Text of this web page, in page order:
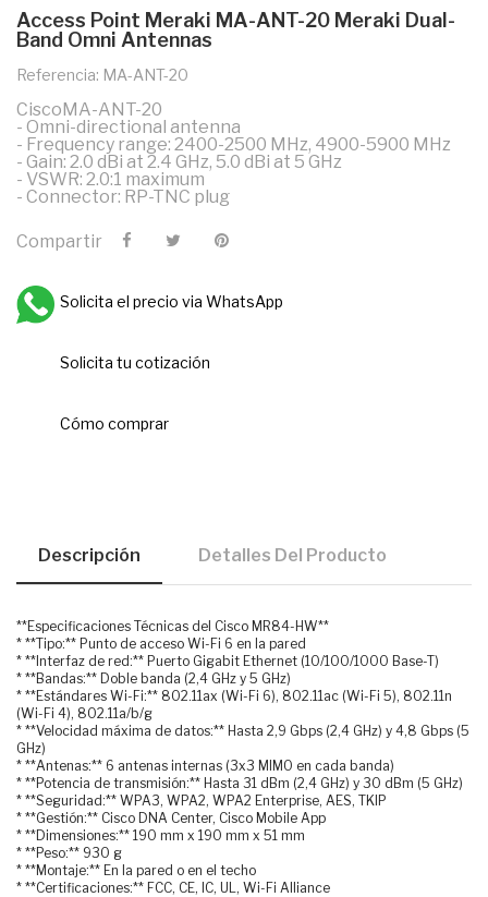
Access Point Meraki MA-ANT-20 Meraki Dual-
Band Omni Antennas
Referencia: MA-ANT-20
CiscoMA-ANT-20
- Omni-directional antenna
- Frequency range: 2400-2500 MHz, 4900-5900 MHz
- Gain: 2.0 dBi at 2.4 GHz, 5.0 dBi at 5 GHz
- VSWR: 2.0:1 maximum
- Connector: RP-TNC plug
Compartir
Solicita el precio via WhatsApp
Solicita tu cotización
Cómo comprar
Descripción Detalles Del Producto
**Especificaciones Técnicas del Cisco MR84-HW**
* **Tipo:** Punto de acceso Wi-Fi 6 en la pared
* **Interfaz de red:** Puerto Gigabit Ethernet (10/100/1000 Base-T)
* **Bandas:** Doble banda (2,4 GHz y 5 GHz)
* **Estándares Wi-Fi:** 802.11ax (Wi-Fi 6), 802.11ac (Wi-Fi 5), 802.11n
(Wi-Fi 4), 802.11a/b/g
* **Velocidad máxima de datos:** Hasta 2,9 Gbps (2,4 GHz) y 4,8 Gbps (5
GHz)
* **Antenas:** 6 antenas internas (3x3 MIMO en cada banda)
* **Potencia de transmisión:** Hasta 31 dBm (2,4 GHz) y 30 dBm (5 GHz)
* **Seguridad:** WPA3, WPA2, WPA2 Enterprise, AES, TKIP
* **Gestión:** Cisco DNA Center, Cisco Mobile App
* **Dimensiones:** 190 mm x 190 mm x 51 mm
* **Peso:** 930 g
* **Montaje:** En la pared o en el techo
* **Certificaciones:** FCC, CE, IC, UL, Wi-Fi Alliance